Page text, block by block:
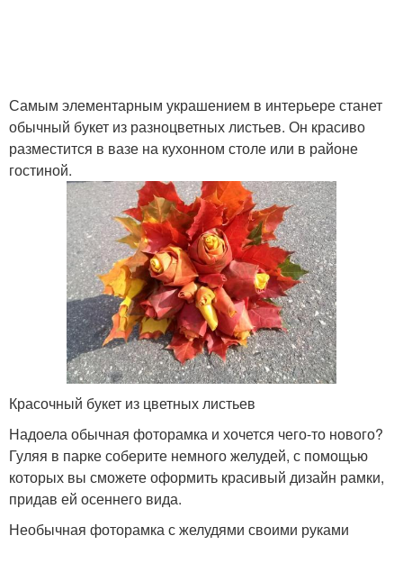
Самым элементарным украшением в интерьере станет
обычный букет из разноцветных листьев. Он красиво
разместится в вазе на кухонном столе или в районе
гостиной.
Красочный букет из цветных листьев
Надоела обычная фоторамка и хочется чего-то нового?
Гуляя в парке соберите немного желудей, с помощью
которых вы сможете оформить красивый дизайн рамки,
придав ей осеннего вида.
Необычная фоторамка с желудями своими руками